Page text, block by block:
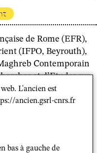
de Rome (EFR),
(IFPO, Beyrouth),
Contemporain
et d’Etudes sur
Aix-en-
(GSRL) et Anna
appel à
à
L'ancien est
ancien.gsrl-cnrs.fr
bas à gauche de